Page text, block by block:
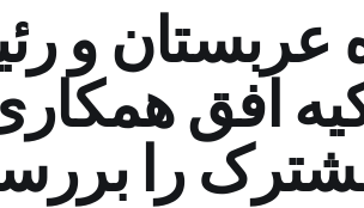
عربستان و
افق
را